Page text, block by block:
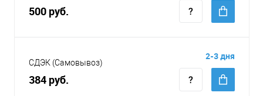
500 руб.
СДЭК (Самовывоз)
384 руб.
2-3 дня